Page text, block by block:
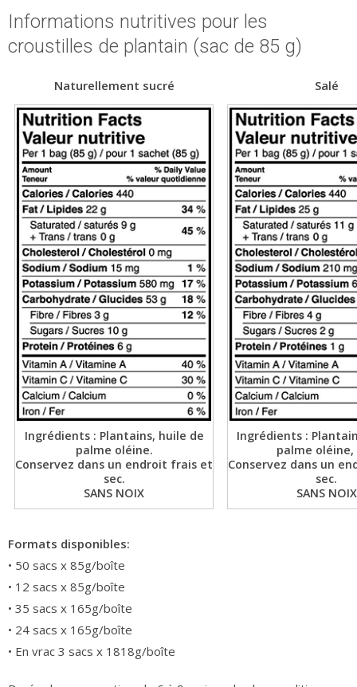
Informations nutritives pour les
croustilles de plantain (sac de 85 g)
Naturellement sucré Salé
Ingrédients : Plantains, huile de
palme oléine.
Conservez dans un endroit frais et
sec.
SANS NOIX
Ingrédients :
palme oléine,
Conservez dans un
sec.
SANS NOIX
Formats disponibles:
• 50 sacs x 85g/boîte
• 12 sacs x 85g/boîte
• 35 sacs x 165g/boîte
• 24 sacs x 165g/boîte
• En vrac 3 sacs x 1818g/boîte